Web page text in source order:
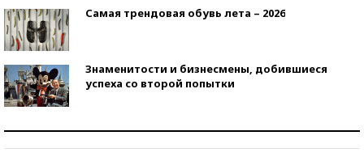
Самая трендовая обувь лета – 2026
Знаменитости и бизнесмены, добившиеся
успеха со второй попытки